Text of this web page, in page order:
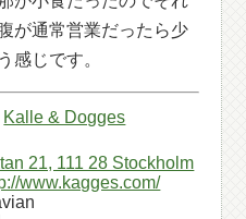
が通常営業だったら少
感じです。
Kalle & Dogges
21, 111 28 Stockholm
www.kagges.com/